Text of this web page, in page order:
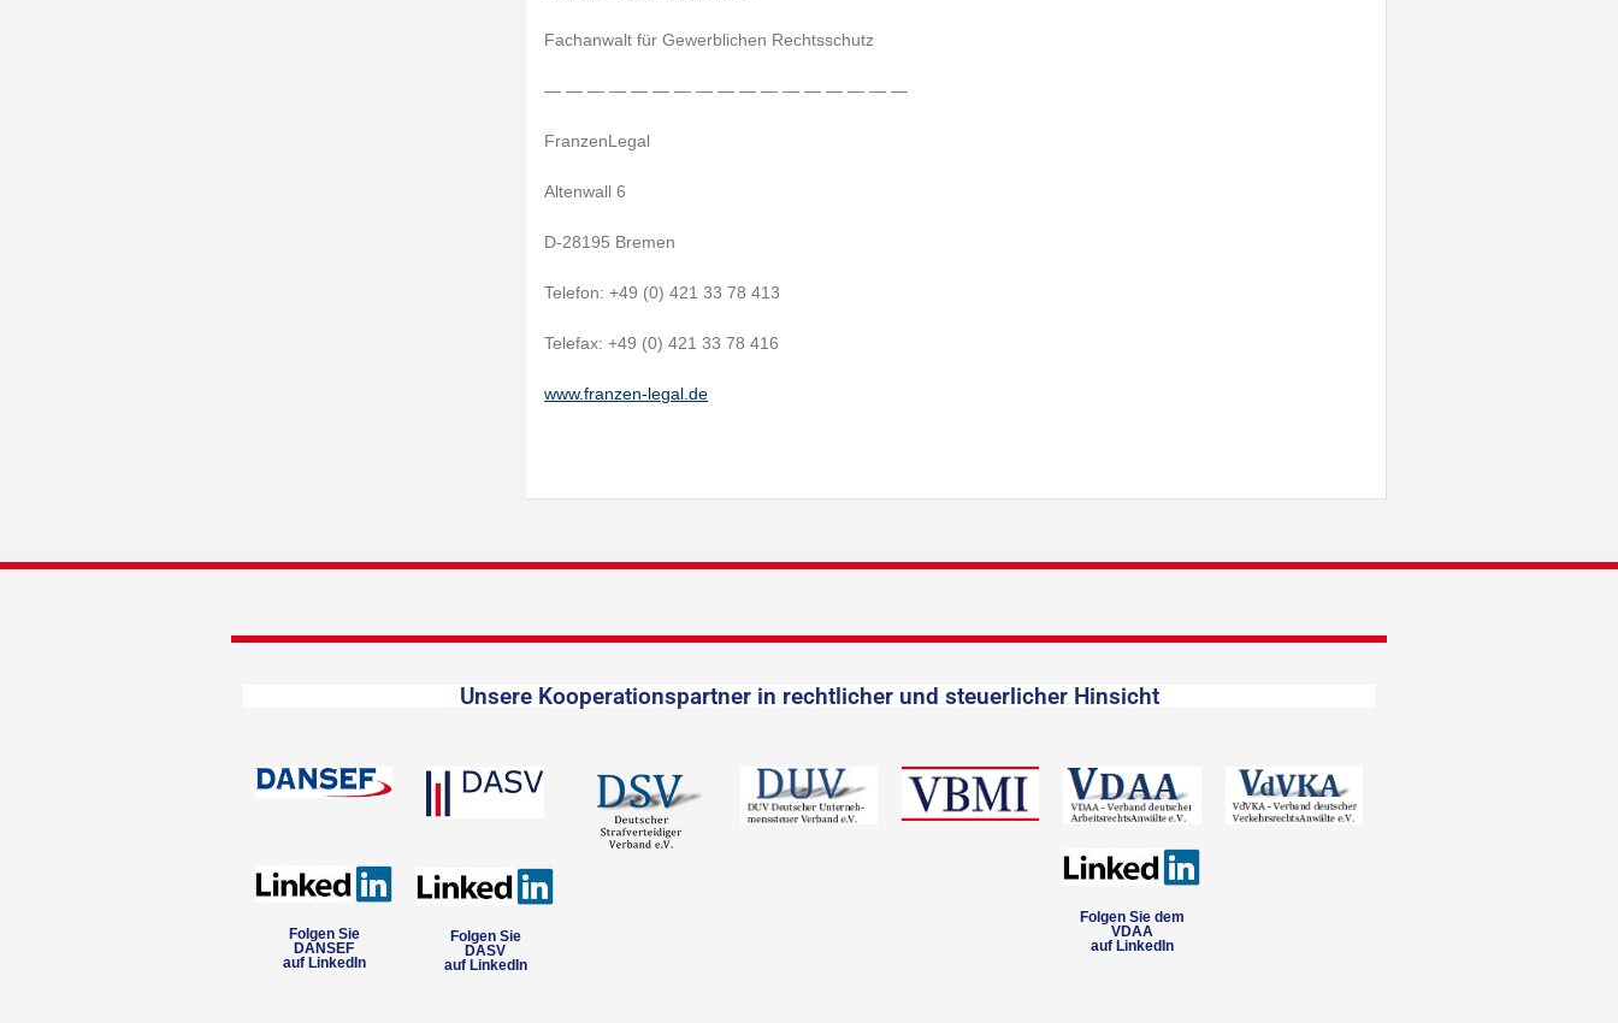
Fachanwalt für Gewerblichen Rechtsschutz
— — — — — — — — — — — — — — — — —
FranzenLegal
Altenwall 6
D-28195 Bremen
Telefon: +49 (0) 421 33 78 413
Telefax: +49 (0) 421 33 78 416
www.franzen-legal.de
Unsere Kooperationspartner in rechtlicher und steuerlicher Hinsicht
Folgen Sie
DANSEF
auf LinkedIn
Folgen Sie
DASV
auf LinkedIn
Folgen Sie dem
VDAA
auf LinkedIn